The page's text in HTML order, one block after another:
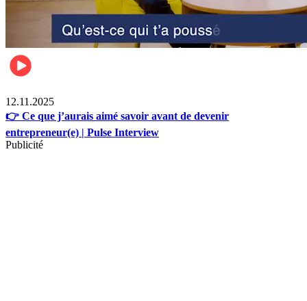
12.11.2025
👉 Ce que j’aurais aimé savoir avant de devenir
entrepreneur(e) | Pulse Interview
Publicité